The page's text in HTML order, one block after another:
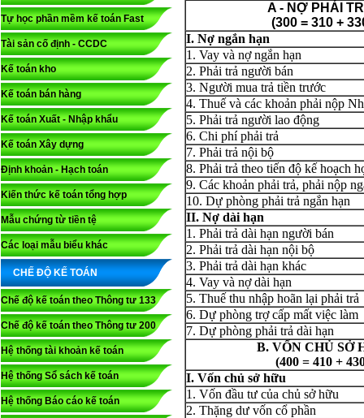
Tự học phần mềm kế toán Fast
Tài sản cố định - CCDC
Kế toán kho
Kế toán bán hàng
Kế toán Xuất - Nhập khẩu
Kế toán Xây dựng
Định khoản - Hạch toán
Kiến thức kế toán tổng hợp
Mẫu chứng từ tiền tệ
Các loại mẫu biểu khác
CHẾ ĐỘ KẾ TOÁN
Chế độ kế toán theo Thông tư 133
Chế độ kế toán theo Thông tư 200
Hệ thống tài khoản kế toán
Hệ thống Sổ sách kế toán
Hệ thống Báo cáo kế toán
A - NỢ PHẢI
(300 = 310 +
I. Nợ ngắn hạn
1. Vay và nợ ngắn hạn
2. Phải trả người bán
3. Người mua trả tiền trước
4. Thuế và các khoản phải nộp
5. Phải trả người lao động
6. Chi phí phải trả
7. Phải trả nội bộ
8. Phải trả theo tiến độ kế hoạch
9. Các khoản phải trả, phải nộp
10. Dự phòng phải trả ngắn hạn
II. Nợ dài hạn
1. Phải trả dài hạn người bán
2. Phải trả dài hạn nội bộ
3. Phải trả dài hạn khác
4. Vay và nợ dài hạn
5. Thuế thu nhập hoãn lại phải trả
6. Dự phòng trợ cấp mất việc làm
7. Dự phòng phải trả dài hạn
B. VỐN CHỦ SỞ
(400 = 410 +
I. Vốn chủ sở hữu
1. Vốn đầu tư của chủ sở hữu
2. Thặng dư vốn cổ phần